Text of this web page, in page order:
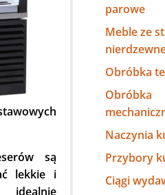
są
lekkie i
idealnie
parowe
Meble ze
Obróbka
Obróbka
Naczynia
Przybory
Ciągi